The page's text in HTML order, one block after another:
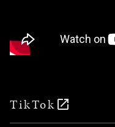
TikTok